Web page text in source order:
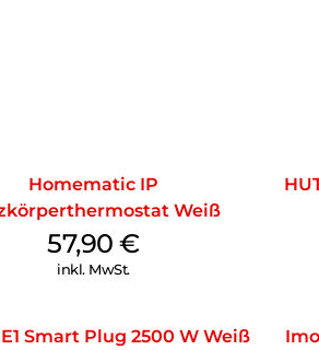
Homematic IP
Weiß
57,90€
inkl. MwSt.
Smart Plug 2500 W Weiß